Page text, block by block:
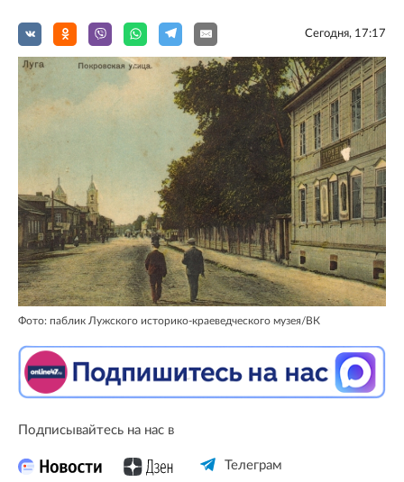
Сегодня, 17:17
Фото: паблик Лужского историко-краеведческого музея/ВК
Подписывайтесь на нас в
Телеграм